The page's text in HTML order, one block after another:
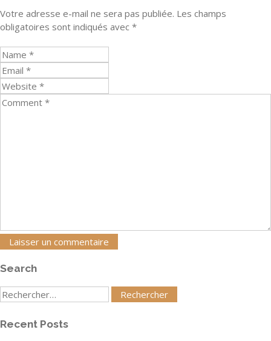
Votre adresse e-mail ne sera pas publiée. Les champs
obligatoires sont indiqués avec *
Search
Rechercher
Recent Posts